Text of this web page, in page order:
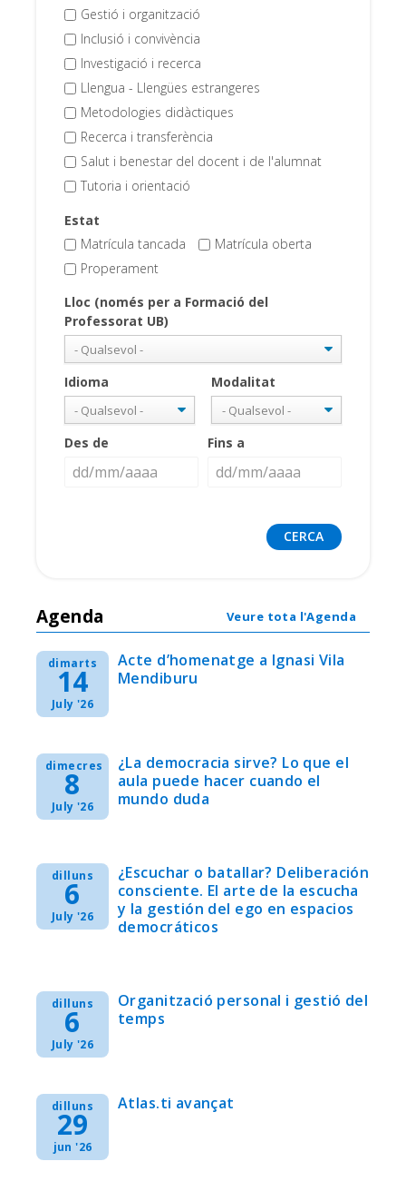
Gestió i organització
Inclusió i convivència
Investigació i recerca
Llengua - Llengües estrangeres
Metodologies didàctiques
Recerca i transferència
Salut i benestar del docent i de l'alumnat
Tutoria i orientació
Estat
Matrícula tancada
Matrícula oberta
Properament
Lloc (només per a Formació del
Professorat UB)
Idioma Modalitat
Des de Fins a
Agenda
dimarts
14
July '26
Acte d’homenatge a Ignasi Vila
Mendiburu
dimecres
8
July '26
¿La democracia sirve? Lo que el
aula puede hacer cuando el
mundo duda
dilluns
6
July '26
¿Escuchar o batallar? Deliberación
consciente. El arte de la escucha
y la gestión del ego en espacios
democráticos
dilluns
6
July '26
Organització personal i gestió del
temps
dilluns
29
jun '26
Atlas.ti avançat
Veure tota l'Agenda